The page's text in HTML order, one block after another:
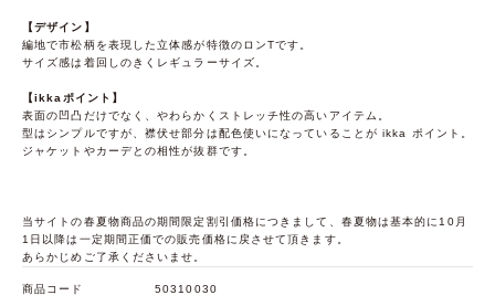
【デザイン】
編地で市松柄を表現した立体感が特徴のロンTです。
サイズ感は着回しのきくレギュラーサイズ。
【ikkaポイント】
表面の凹凸だけでなく、やわらかくストレッチ性の高いアイテム。
型はシンプルですが、襟伏せ部分は配色使いになっていることが ikka ポイント。
ジャケットやカーデとの相性が抜群です。
当サイトの春夏物商品の期間限定割引価格につきまして、春夏物は基本的に10月
1日以降は一定期間正価での販売価格に戻させて頂きます。
あらかじめご了承くださいませ。
商品コード 50310030